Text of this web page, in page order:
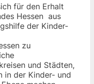
für den Erhalt
Hessen aus
der Kinder-
zu
und Städten,
in der Kinder- und